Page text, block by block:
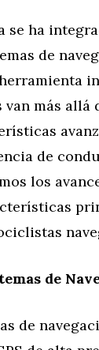
ha
de
más allá
de
los
de
de